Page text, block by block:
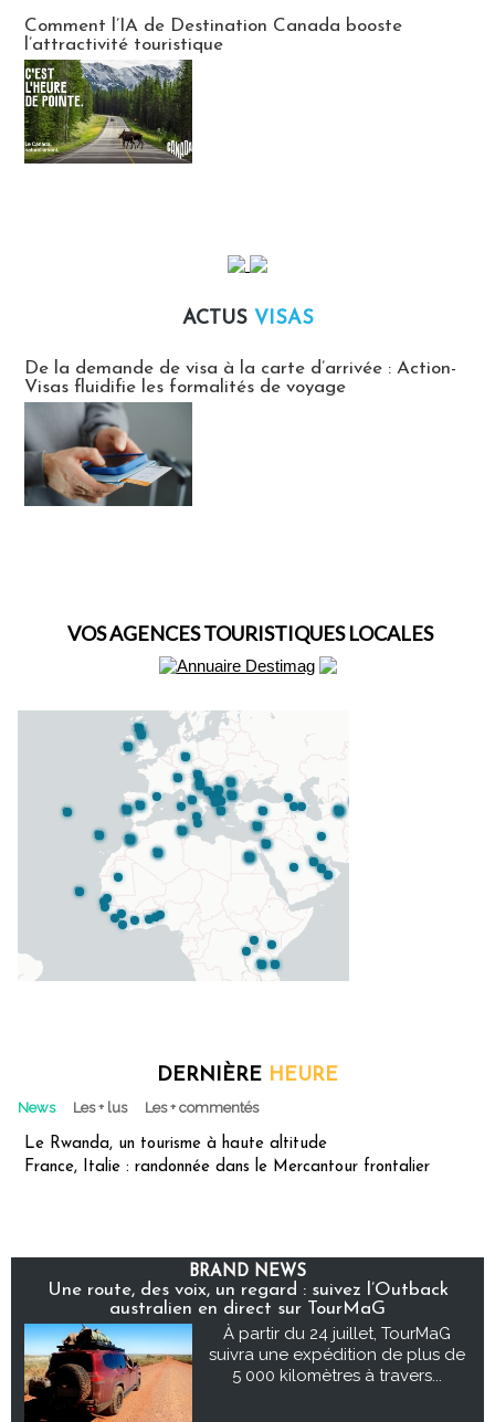
Comment l’IA de Destination Canada booste
l’attractivité touristique
ACTUS VISAS
De la demande de visa à la carte d’arrivée : Action-
Visas fluidifie les formalités de voyage
VOS AGENCES TOURISTIQUES LOCALES
DERNIÈRE HEURE
News Les + lus Les + commentés
Le Rwanda, un tourisme à haute altitude
France, Italie : randonnée dans le Mercantour frontalier
BRAND NEWS
Une route, des voix, un regard : suivez l’Outback
australien en direct sur TourMaG
À partir du 24 juillet, TourMaG
suivra une expédition de plus de
5 000 kilomètres à travers...